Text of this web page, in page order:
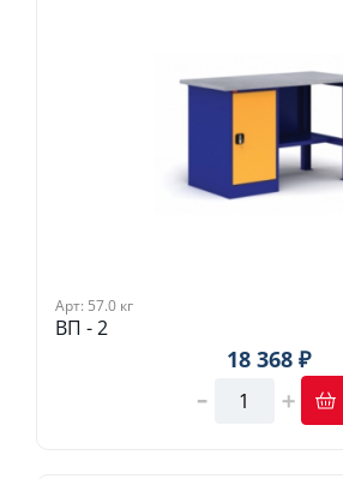
Арт: 57.0 кг
ВП - 2
18 368 ₽